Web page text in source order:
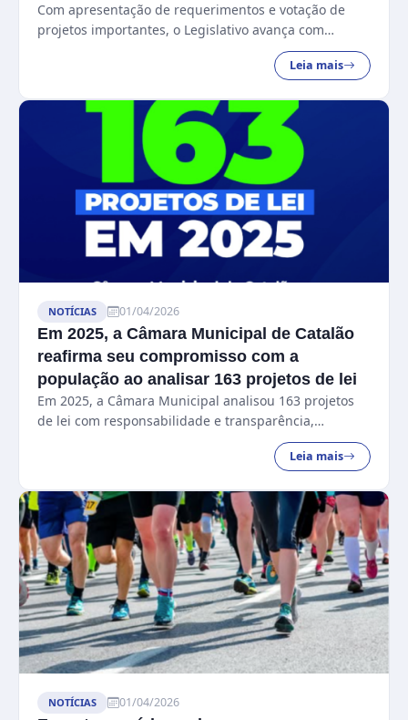
Com apresentação de requerimentos e votação de
projetos importantes, o Legislativo avança com
transparência e seriedade na defesa dos interesses
Leia mais
NOTÍCIAS 01/04/2026
Em 2025, a Câmara Municipal de Catalão
reafirma seu compromisso com a
população ao analisar 163 projetos de lei
Em 2025, a Câmara Municipal analisou 163 projetos
de lei com responsabilidade e transparência,
fortalecendo o desenvolvimento, a segurança jurídica
Leia mais
NOTÍCIAS 01/04/2026